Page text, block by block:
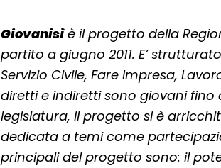
Giovanisìè il progetto della
partito a giugno 2011. E’
Servizio Civile, Fare Impresa,
diretti e indiretti sono giovani fino
legislatura, il progetto si è
dedicata a temi come
principali del progetto sono: il